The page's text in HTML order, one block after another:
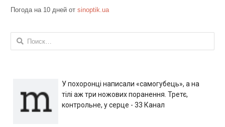
Погода на 10 дней от sinoptik.ua
Найти:
У похоронці написали «самогубець», а на
тілі аж три ножових поранення. Третє,
контрольне, у серце - 33 Канал